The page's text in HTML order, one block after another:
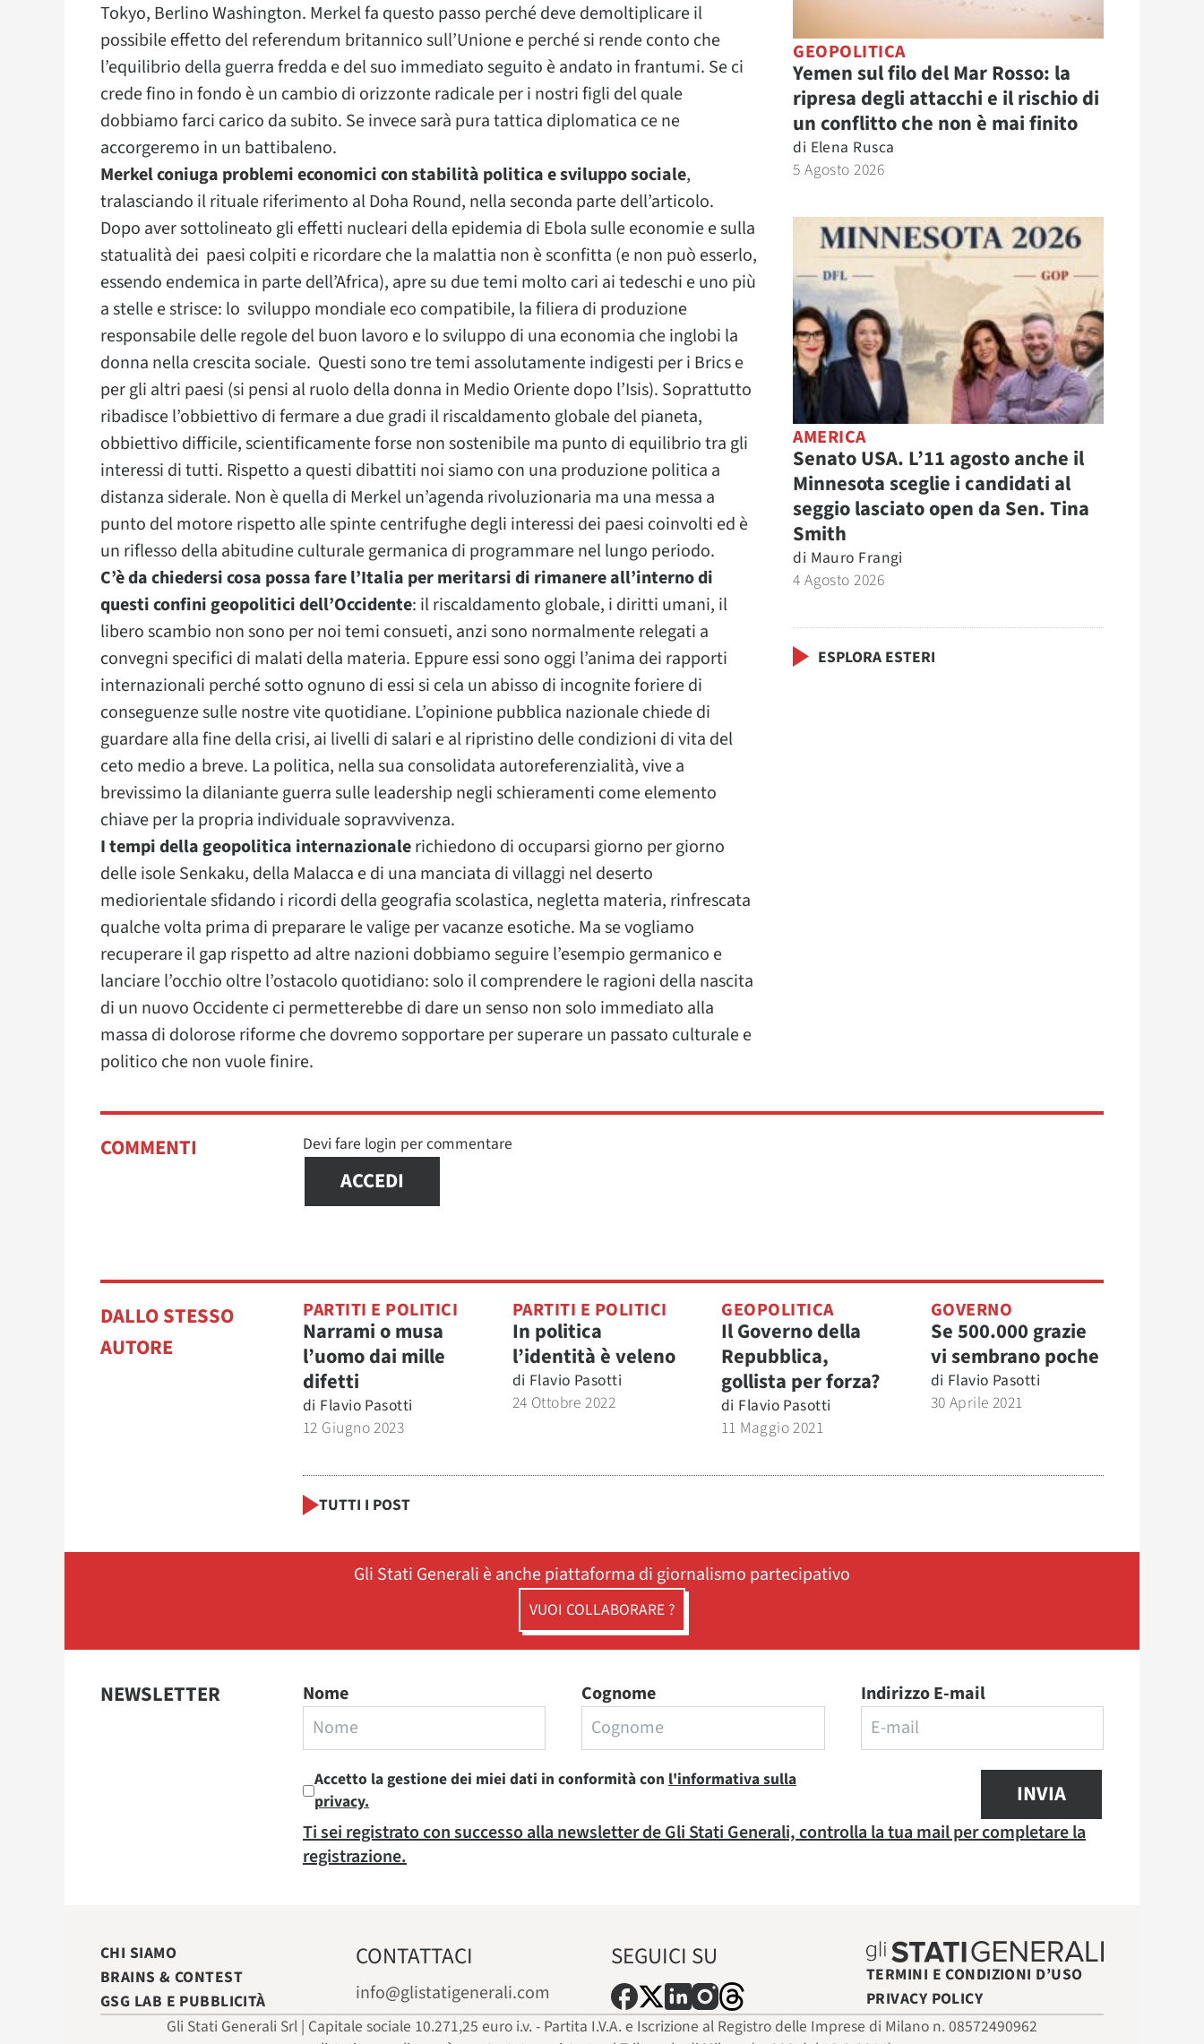
Tokyo, Berlino Washington. Merkel fa questo passo perché deve demoltiplicare il
possibile effetto del referendum britannico sull’Unione e perché si rende conto che
l’equilibrio della guerra fredda e del suo immediato seguito è andato in frantumi. Se ci
crede fino in fondo è un cambio di orizzonte radicale per i nostri figli del quale
dobbiamo farci carico da subito. Se invece sarà pura tattica diplomatica ce ne
accorgeremo in un battibaleno.
Merkel coniuga problemi economici con stabilità politica e sviluppo sociale,
tralasciando il rituale riferimento al Doha Round, nella seconda parte dell’articolo.
Dopo aver sottolineato gli effetti nucleari della epidemia di Ebola sulle economie e sulla
statualità dei paesi colpiti e ricordare che la malattia non è sconfitta (e non può esserlo,
essendo endemica in parte dell’Africa), apre su due temi molto cari ai tedeschi e uno più
a stelle e strisce: lo sviluppo mondiale eco compatibile, la filiera di produzione
responsabile delle regole del buon lavoro e lo sviluppo di una economia che inglobi la
donna nella crescita sociale. Questi sono tre temi assolutamente indigesti per i Brics e
per gli altri paesi (si pensi al ruolo della donna in Medio Oriente dopo l’Isis). Soprattutto
ribadisce l’obbiettivo di fermare a due gradi il riscaldamento globale del pianeta,
obbiettivo difficile, scientificamente forse non sostenibile ma punto di equilibrio tra gli
interessi di tutti. Rispetto a questi dibattiti noi siamo con una produzione politica a
distanza siderale. Non è quella di Merkel un’agenda rivoluzionaria ma una messa a
punto del motore rispetto alle spinte centrifughe degli interessi dei paesi coinvolti ed è
un riflesso della abitudine culturale germanica di programmare nel lungo periodo.
C’è da chiedersi cosa possa fare l’Italia per meritarsi di rimanere all’interno di
questi confini geopolitici dell’Occidente: il riscaldamento globale, i diritti umani, il
libero scambio non sono per noi temi consueti, anzi sono normalmente relegati a
convegni specifici di malati della materia. Eppure essi sono oggi l’anima dei rapporti
internazionali perché sotto ognuno di essi si cela un abisso di incognite foriere di
conseguenze sulle nostre vite quotidiane. L’opinione pubblica nazionale chiede di
guardare alla fine della crisi, ai livelli di salari e al ripristino delle condizioni di vita del
ceto medio a breve. La politica, nella sua consolidata autoreferenzialità, vive a
brevissimo la dilaniante guerra sulle leadership negli schieramenti come elemento
chiave per la propria individuale sopravvivenza.
I tempi della geopolitica internazionalerichiedono di occuparsi giorno per giorno
delle isole Senkaku, della Malacca e di una manciata di villaggi nel deserto
mediorientale sfidando i ricordi della geografia scolastica, negletta materia, rinfrescata
qualche volta prima di preparare le valige per vacanze esotiche. Ma se vogliamo
recuperare il gap rispetto ad altre nazioni dobbiamo seguire l’esempio germanico e
lanciare l’occhio oltre l’ostacolo quotidiano: solo il comprendere le ragioni della nascita
di un nuovo Occidente ci permetterebbe di dare un senso non solo immediato alla
massa di dolorose riforme che dovremo sopportare per superare un passato culturale e
politico che non vuole finire.
GEOPOLITICA
Yemen sul filo del Mar Rosso: la
ripresa degli attacchi e il rischio di
un conflitto che non è mai finito
di Elena Rusca
5 Agosto 2026
AMERICA
Senato USA. L’11 agosto anche il
Minnesota sceglie i candidati al
seggio lasciato open da Sen. Tina
Smith
di Mauro Frangi
4 Agosto 2026
ESPLORA ESTERI
COMMENTI Devi fare login per commentare
ACCEDI
DALLO STESSO
AUTORE
PARTITI E POLITICI
Narrami o musa
l’uomo dai mille
difetti
di Flavio Pasotti
12 Giugno 2023
PARTITI E POLITICI
In politica
l’identità è veleno
di Flavio Pasotti
24 Ottobre 2022
GEOPOLITICA
Il Governo della
Repubblica,
gollista per forza?
di Flavio Pasotti
11 Maggio 2021
GOVERNO
Se 500.000 grazie
vi sembrano poche
di Flavio Pasotti
30 Aprile 2021
TUTTI I POST
Gli Stati Generali è anche piattaforma di giornalismo partecipativo
VUOI COLLABORARE ?
NEWSLETTER Nome Cognome Indirizzo E-mail
Accetto la gestione dei miei dati in conformità con l'informativa sulla
privacy.
INVIA
Ti sei registrato con successo alla newsletter de Gli Stati Generali, controlla la tua mail per completare la
registrazione.
CHI SIAMO
BRAINS & CONTEST
GSG LAB E PUBBLICITÀ
CONTATTACI
info@glistatigenerali.com
SEGUICI SU
TERMINI E CONDIZIONI D’USO
PRIVACY POLICY
Gli Stati Generali Srl | Capitale sociale 10.271,25 euro i.v. - Partita I.V.A. e Iscrizione al Registro delle Imprese di Milano n. 08572490962